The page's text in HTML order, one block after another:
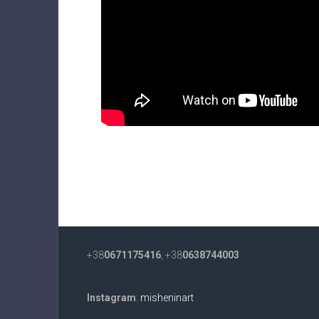
+380671175416, +380638744003
Instagram: misheninart